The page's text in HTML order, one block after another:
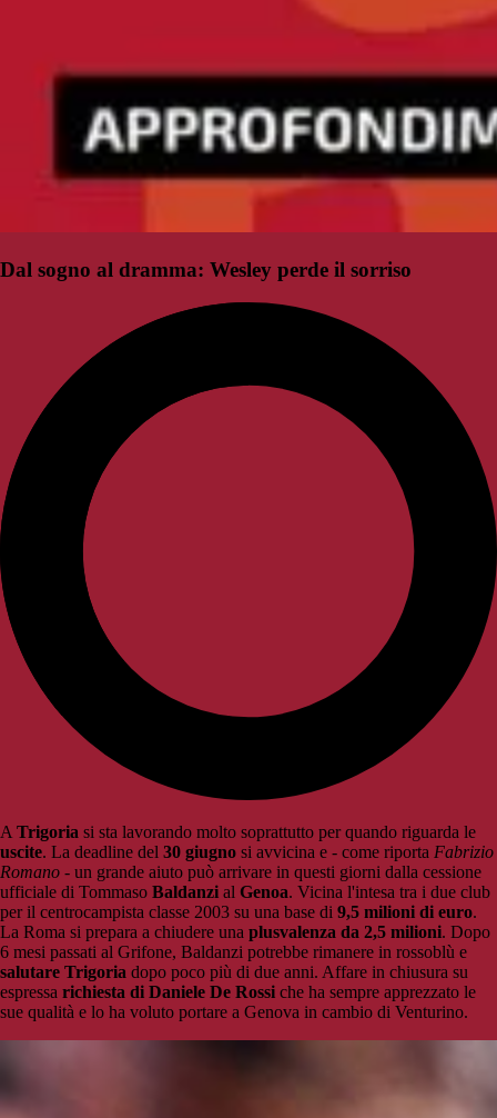
Dal sogno al dramma: Wesley perde il sorriso
ATrigoria si sta lavorando molto soprattutto per quando riguarda le
uscite. La deadline del 30 giugno si avvicina e - come riporta Fabrizio
Romano - un grande aiuto può arrivare in questi giorni dalla cessione
ufficiale di Tommaso Baldanzi al Genoa. Vicina l'intesa tra i due club
per il centrocampista classe 2003 su una base di 9,5 milioni di euro.
La Roma si prepara a chiudere una plusvalenza da 2,5 milioni. Dopo
6 mesi passati al Grifone, Baldanzi potrebbe rimanere in rossoblù e
salutare Trigoria dopo poco più di due anni. Affare in chiusura su
espressa richiesta di Daniele De Rossi che ha sempre apprezzato le
sue qualità e lo ha voluto portare a Genova in cambio di Venturino.